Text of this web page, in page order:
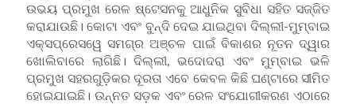
ଉଭୟ ପ୍ରମୁଖ ରେଳ ଷ୍ଟେସନକୁ ଆଧୁନିକ ସୁବିଧା ସହିତ ସଜ୍ଜିତ
କରାଯାଉଛି। କୋଟା ଏବଂ ବୁନ୍ଦି ଦେଇ ଯାଇଥିବା ଦିଲ୍ଲୀ-ମୁମ୍ବାଇ
ଏକ୍ସପ୍ରେସୱେ ସମଗ୍ର ଅଞ୍ଚଳ ପାଇଁ ବିକାଶର ନୂତନ ଦ୍ୱାର
ଖୋଲିବାରେ ଲାଗିଛି। ଦିଲ୍ଲୀ, ଭଦୋଦରା ଏବଂ ମୁମ୍ବାଇ ଭଳି
ପ୍ରମୁଖ ସହରଗୁଡ଼ିକର ଦୂରତା ଏବେ କେବଳ କିଛି ଘଣ୍ଟାରେ ସୀମିତ
ହୋଇଯାଇଛି। ଉନ୍ନତ ସଡ଼କ ଏବଂ ରେଳ ସଂଯୋଗୀକରଣ ଏଠାରେ